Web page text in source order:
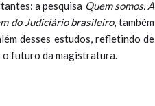
a pesquisa Quem somos. A
do Judiciário brasileiro, também
desses estudos, refletindo de
o futuro da magistratura.